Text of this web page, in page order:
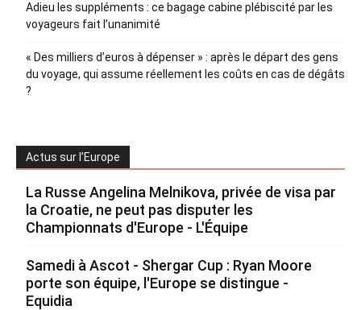
Adieu les suppléments : ce bagage cabine plébiscité par les
voyageurs fait l’unanimité
« Des milliers d’euros à dépenser » : après le départ des gens
du voyage, qui assume réellement les coûts en cas de dégâts
?
Actus sur l’Europe
La Russe Angelina Melnikova, privée de visa par
la Croatie, ne peut pas disputer les
Championnats d'Europe - L'Équipe
Samedi à Ascot - Shergar Cup : Ryan Moore
porte son équipe, l'Europe se distingue -
Equidia